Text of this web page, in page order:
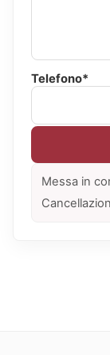
Telefono*
Messa in